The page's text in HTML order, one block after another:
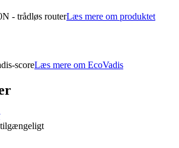
- trådløs routerLæs mere om produktet
scoreLæs mere om EcoVadis